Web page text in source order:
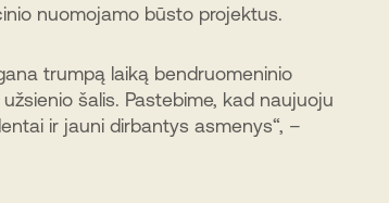
nuomojamo būsto projektus.
trumpą laiką bendruomeninio
šalis. Pastebime, kad naujuoju
ir jauni dirbantys asmenys“, –